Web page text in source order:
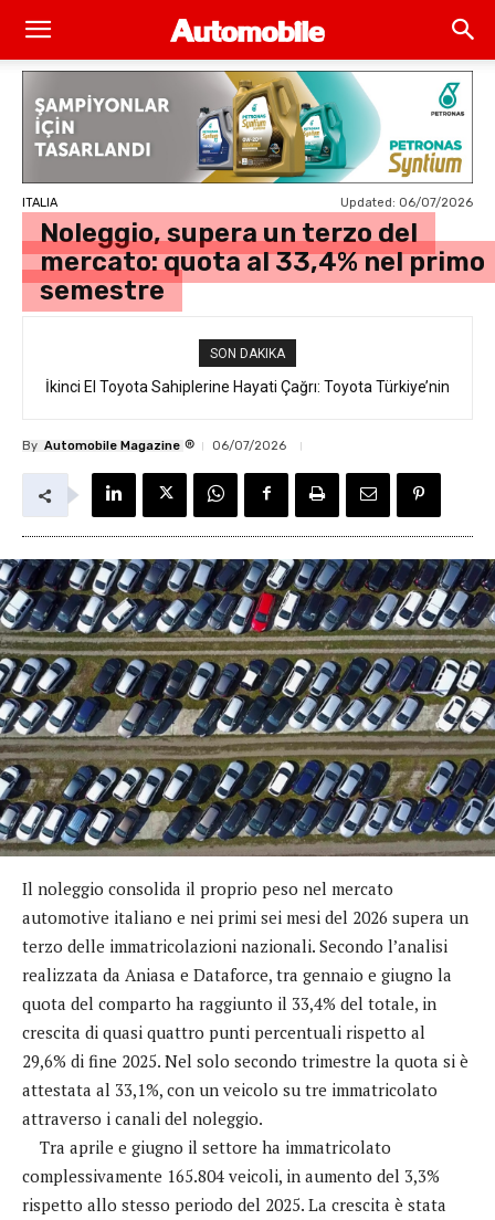
ITALIA Updated: 06/07/2026
Noleggio, supera un terzo del
mercato: quota al 33,4% nel primo
semestre
SON DAKIKA
İkinci El Toyota Sahiplerine Hayati Çağrı: Toyota Türkiye’nin
By Automobile Magazine ® 06/07/2026
Il noleggio consolida il proprio peso nel mercato
automotive italiano e nei primi sei mesi del 2026 supera un
terzo delle immatricolazioni nazionali. Secondo l’analisi
realizzata da Aniasa e Dataforce, tra gennaio e giugno la
quota del comparto ha raggiunto il 33,4% del totale, in
crescita di quasi quattro punti percentuali rispetto al
29,6% di fine 2025. Nel solo secondo trimestre la quota si è
attestata al 33,1%, con un veicolo su tre immatricolato
attraverso i canali del noleggio.
Tra aprile e giugno il settore ha immatricolato
complessivamente 165.804 veicoli, in aumento del 3,3%
rispetto allo stesso periodo del 2025. La crescita è stata